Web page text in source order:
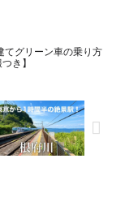
てグリーン車の乗り方
き】